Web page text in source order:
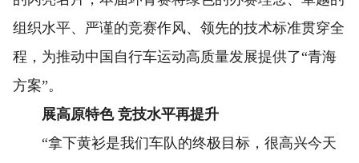
组织水平、严谨的竞赛作风、领先的技术标准贯穿全
程，为推动中国自行车运动高质量发展提供了“青海
方案”。
展高原特色 竞技水平再提升
“拿下黄衫是我们车队的终极目标，很高兴今天